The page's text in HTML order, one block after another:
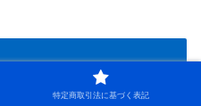
特定商取引法に基づく表記